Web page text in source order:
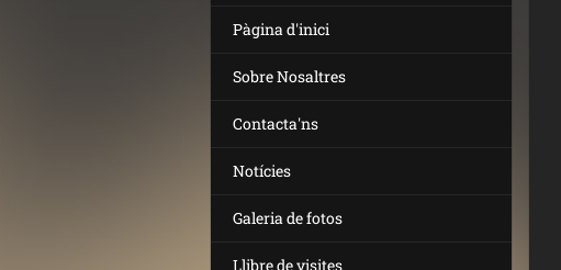
Pàgina d'inici
Sobre Nosaltres
Contacta'ns
Notícies
Galeria de fotos
Llibre de visites